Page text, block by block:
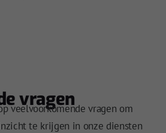
vragen
veelvoorkomende vragen om
te krijgen in onze diensten